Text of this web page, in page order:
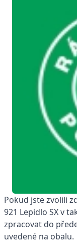
Pokud jste zvolili
921 Lepidlo SX v
zpracovat do
uvedené na obalu.